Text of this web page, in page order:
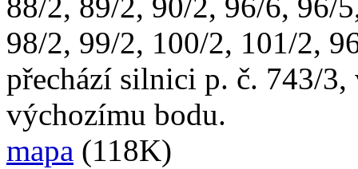
88/2, 89/2, 90/2, 96/6, 96/
98/2, 99/2, 100/2, 101/2,
přechází silnici p. č. 743/
výchozímu bodu.
mapa (118K)